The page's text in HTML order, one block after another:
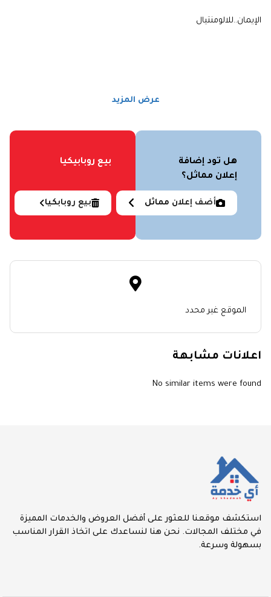
الإيمان..للالومنتيال
عرض المزيد
هل تود إضافة
إعلان مماثل؟
أضف إعلان مماثل
بيع روبابيكيا
بيع روبابكيا
الموقع غير محدد
اعلانات مشابهة
No similar items were found
استكشف موقعنا للعثور على أفضل العروض والخدمات المميزة
في مختلف المجالات. نحن هنا لنساعدك على اتخاذ القرار المناسب
بسهولة وسرعة.